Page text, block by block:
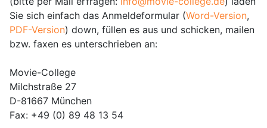
Sie sich einfach das Anmeldeformular (Word-Version,
PDF-Version) down, füllen es aus und schicken, mailen
bzw. faxen es unterschrieben an:
Movie-College
Milchstraße 27
D-81667 München
Fax: +49 (0) 89 48 13 54